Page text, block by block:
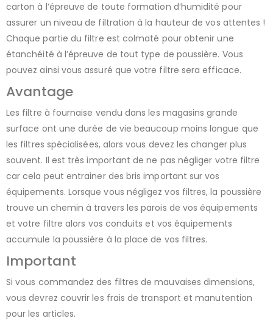
carton à l’épreuve de toute formation d’humidité pour
assurer un niveau de filtration à la hauteur de vos attentes !
Chaque partie du filtre est colmaté pour obtenir une
étanchéité à l’épreuve de tout type de poussière. Vous
pouvez ainsi vous assuré que votre filtre sera efficace.
Avantage
Les filtre à fournaise vendu dans les magasins grande
surface ont une durée de vie beaucoup moins longue que
les filtres spécialisées, alors vous devez les changer plus
souvent. Il est très important de ne pas négliger votre filtre
car cela peut entrainer des bris important sur vos
équipements. Lorsque vous négligez vos filtres, la poussière
trouve un chemin à travers les parois de vos équipements
et votre filtre alors vos conduits et vos équipements
accumule la poussière à la place de vos filtres.
Important
Si vous commandez des filtres de mauvaises dimensions,
vous devrez couvrir les frais de transport et manutention
pour les articles.